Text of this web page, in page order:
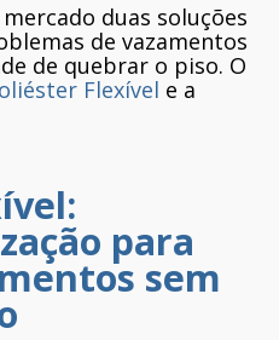
duas soluções
de vazamentos
de quebrar o piso. O
Flexível e a
para
sem